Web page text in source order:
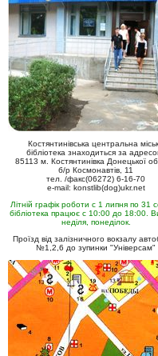
Костянтинівська центральна
бібліотека знаходиться за
85113 м. Костянтинівка Донецької
б/р Космонавтів, 11
тел. /факс(06272) 6-16-70
e-mail: konstlib(dog)ukr.net
Літній графік роботи с 1 липня по 31
бібліотека працює с 10:00 до 18:00.
неділя, понеділок.
Проїзд від залізничного вокзалу
№1,2,6 до зупинки "Універсам"